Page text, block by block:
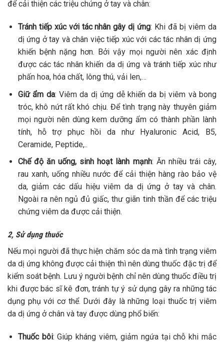
để cải thiện các triệu chứng ở tay và chân:
Tránh tiếp xúc với tác nhân gây dị ứng: Khi đã bị viêm da
dị ứng ở tay và chân việc tiếp xúc với các tác nhân dị ứng
khiến bệnh nặng hơn. Bởi vậy mọi người nên xác định
được các tác nhân khiến da dị ứng và tránh tiếp xúc như
phấn hoa, hóa chất, lông thú, vải len,…
Giữ ẩm da:Viêm da dị ứng dễ khiến da bị viêm và bong
tróc, khô nứt rất khó chịu. Để tình trạng này thuyên giảm
mọi người nên dùng kem dưỡng ẩm có thành phần lành
tính, hỗ trợ phục hồi da như Hyaluronic Acid, B5,
Ceramide, Peptide,..
Chế độ ăn uống, sinh hoạt lành mạnh: Ăn nhiều trái cây,
rau xanh, uống nhiều nước để cải thiện hàng rào bảo vệ
da, giảm các dấu hiệu viêm da dị ứng ở tay và chân.
Ngoài ra nên ngủ đủ giấc, thư giãn tinh thần để các triệu
chứng viêm da được cải thiện.
2, Sử dụng thuốc
Nếu mọi người đã thực hiện chăm sóc da mà tình trạng viêm
da dị ứng không được cải thiện thì nên dùng thuốc đặc trị để
kiểm soát bệnh. Lưu ý người bệnh chỉ nên dùng thuốc điều trị
khi được bác sĩ kê đơn, tránh tự ý sử dụng gây ra những tác
dụng phụ với cơ thể. Dưới đây là những loại thuốc trị viêm
da dị ứng ở chân và tay được dùng phổ biến:
Thuốc bôi: Giúp kháng viêm, giảm ngứa tại chỗ khi mắc